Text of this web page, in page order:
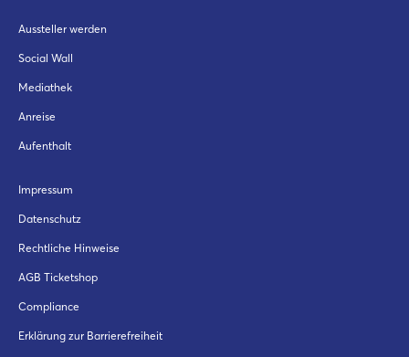
Aussteller werden
Social Wall
Mediathek
Anreise
Aufenthalt
Impressum
Datenschutz
Rechtliche Hinweise
AGB Ticketshop
Compliance
Erklärung zur Barrierefreiheit